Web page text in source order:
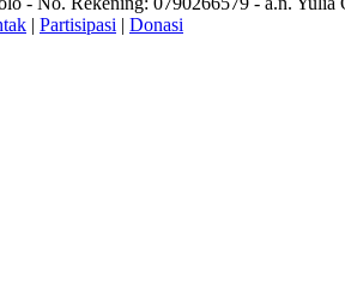
| Partisipasi | Donasi